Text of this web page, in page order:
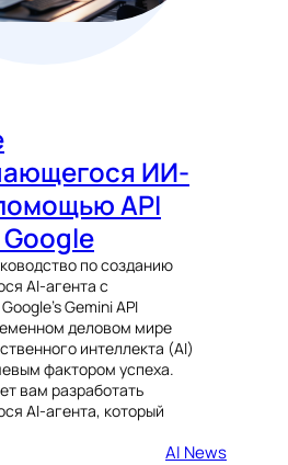
ИИ-
API
по созданию
AI-агента с
Gemini API
деловом мире
интеллекта (AI)
фактором успеха.
вам разработать
AI-агента, который
AI News